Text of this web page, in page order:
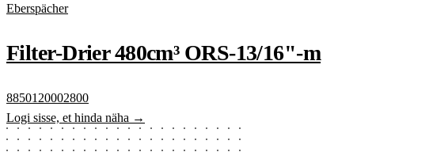
Eberspächer
Filter-Drier 480cm³ ORS-13/16"-m
8850120002800
Logi sisse, et hinda näha →